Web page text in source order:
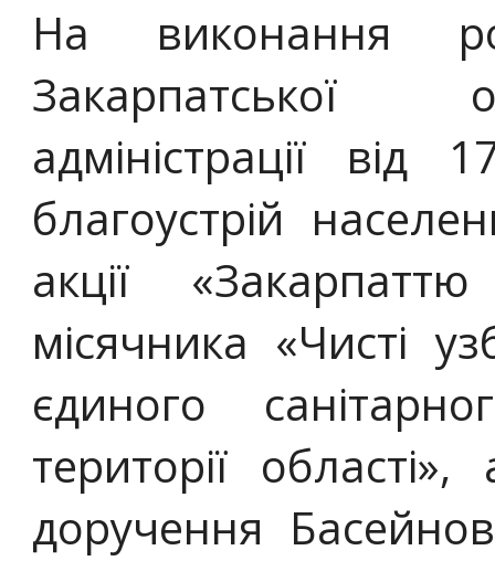
На виконання
Закарпатської
адміністрації
благоустрій
акції
місячника «Чисті
єдиного
території
доручення